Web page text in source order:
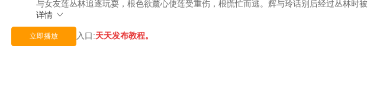
与女友莲丛林追逐玩耍，根色欲薰心使莲受重伤，根慌忙而逃。辉与玲话别后经过丛林时被
详情
立即播放 入口:天天发布教程。